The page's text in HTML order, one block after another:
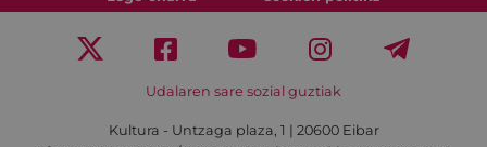
Udalaren sare sozial guztiak
Kultura - Untzaga plaza, 1 | 20600 Eibar